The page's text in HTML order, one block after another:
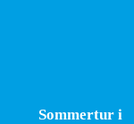
Sommertur i